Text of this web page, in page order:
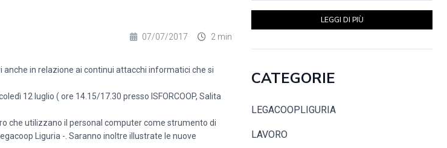
07/07/2017 2 min
anche in relazione ai continui attacchi informatici che si
12 luglio ( ore 14.15/17.30 presso ISFORCOOP, Salita
che utilizzano il personal computer come strumento di
Liguria -. Saranno inoltre illustrate le nuove
LEGGI DI PIÙ
CATEGORIE
LEGACOOPLIGURIA
LAVORO